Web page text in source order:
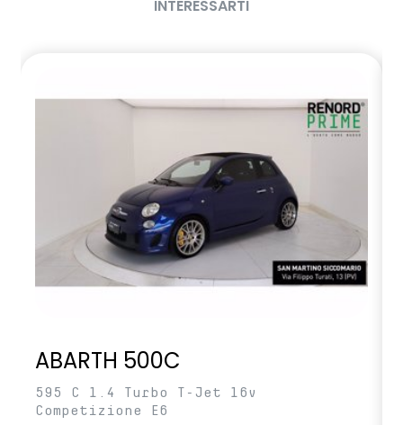
INTERESSARTI
ABARTH 500C
595 C 1.4 Turbo T-Jet 16v
Competizione E6